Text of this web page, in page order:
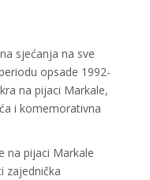
sjećanja na sve
opsade 1992-
na pijaci Markale,
i komemorativna
na pijaci Markale
zajednička